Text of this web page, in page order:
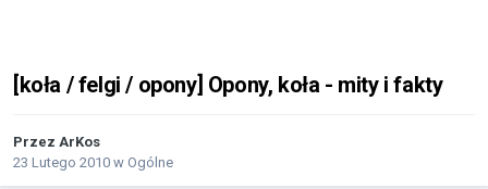
[koła / felgi / opony] Opony, koła - mity i fakty
Przez ArKos
23 Lutego 2010 w Ogólne